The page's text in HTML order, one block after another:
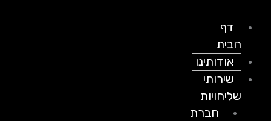
דף
הבית
אודותינו
שירותי
שליחויות
חברת